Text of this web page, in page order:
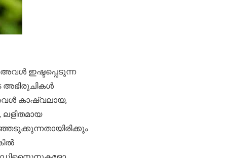
അവൾ ഇഷ്ടപ്പെടുന്ന
അഭിരുചികൾ
കാഷ്വലായ,